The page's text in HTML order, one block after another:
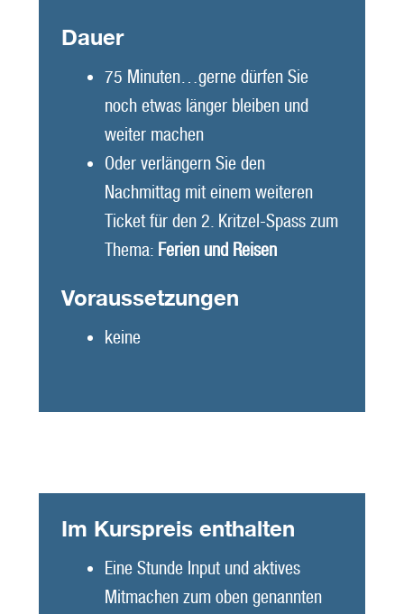
Dauer
75 Minuten…gerne dürfen Sie
noch etwas länger bleiben und
weiter machen
Oder verlängern Sie den
Nachmittag mit einem weiteren
Ticket für den 2. Kritzel-Spass zum
Thema: Ferien und Reisen
Voraussetzungen
keine
Im Kurspreis enthalten
Eine Stunde Input und aktives
Mitmachen zum oben genannten